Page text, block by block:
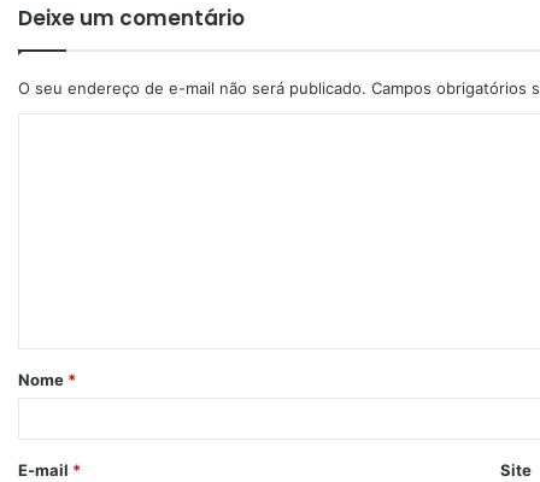
Deixe um comentário
O seu endereço de e-mail não será publicado. Campos obrigatórios
Nome *
E-mail * Site